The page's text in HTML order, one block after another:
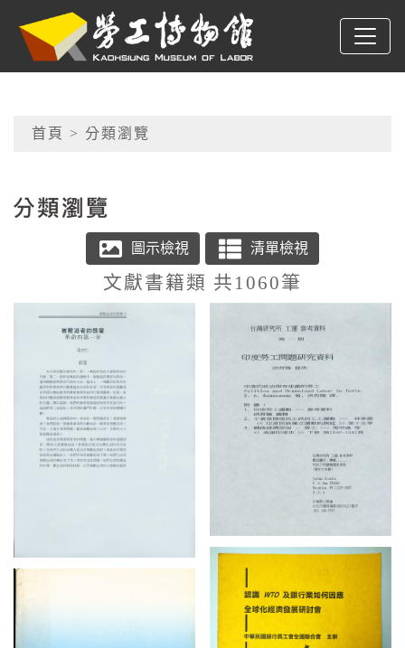
跳到主要內容
高雄市勞工博物館
網頁導覽
首頁 > 分類瀏覽
文獻書籍類 共1060筆